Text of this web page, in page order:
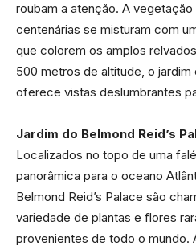
roubam a atenção. A
centenárias se misturam com
que colorem os amplos
500 metros de altitude, o
oferece vistas deslumbrantes
Jardim do Belmond Reid’s
Localizados no topo de uma
panorâmica para o oceano
Belmond Reid’s Palace são
variedade de plantas e flores
provenientes de todo o mundo.